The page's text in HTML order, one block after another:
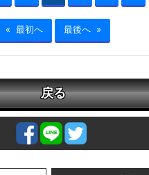
« 最初へ 最後へ »
戻る